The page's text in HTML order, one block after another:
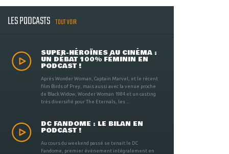
LES PODCASTS TOUT VOIR
SUPER-HÉROÏNES AU CINÉMA :
UN DÉBAT 100% FÉMININ EN
PODCAST !
Après Wonder Woman, Captain Marvel, et le récent
film Birds of Prey, mais aussi avec la venue proche
de Black Widow, Wonder Woman 1984 et un casting
très diversifié pour The Eternals, les ...
DC FANDOME : LE BILAN EN
PODCAST !
Au cours du weekend passé se tenait le DC
Fandome, premier évènement intégralement en